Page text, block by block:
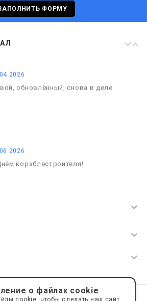
ФОРМУ
кораблестроителя!
Победы. Память, которая с
обновлённый, снова в деле
кораблестроителя!
пространство АкваРос sale@a-ros.ru
о файлах cookie
cookie, чтобы сделать наш сайт